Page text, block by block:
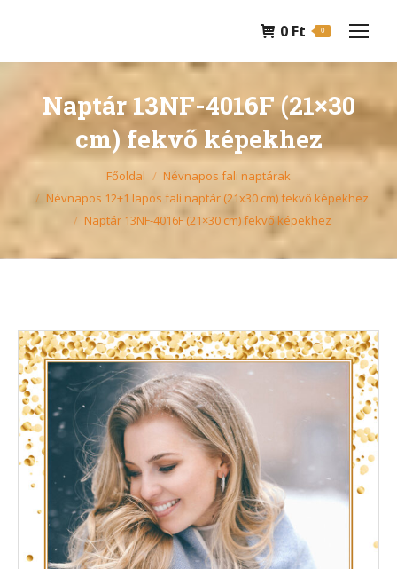
0 Ft 0
Naptár 13NF-4016F (21×30
cm) fekvő képekhez
Főoldal
Névnapos fali naptárak
Névnapos 12+1 lapos fali naptár (21x30 cm) fekvő képekhez
Naptár 13NF-4016F (21×30 cm) fekvő képekhez